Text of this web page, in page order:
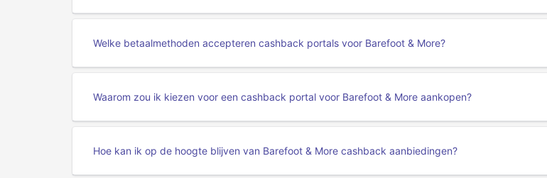
Welke betaalmethoden accepteren cashback portals voor Barefoot & More?
Waarom zou ik kiezen voor een cashback portal voor Barefoot & More aankopen?
Hoe kan ik op de hoogte blijven van Barefoot & More cashback aanbiedingen?